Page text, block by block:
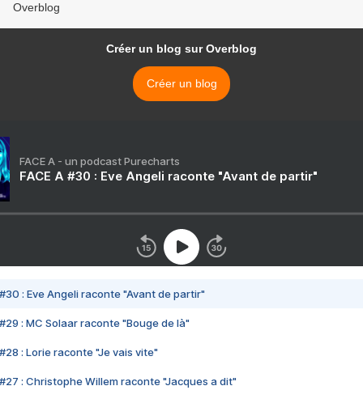
Overblog
Créer un blog sur Overblog
Créer un blog
FACE A - un podcast Purecharts
FACE A #30 : Eve Angeli raconte "Avant de partir"
#30 : Eve Angeli raconte "Avant de partir"
#29 : MC Solaar raconte "Bouge de là"
#28 : Lorie raconte "Je vais vite"
#27 : Christophe Willem raconte "Jacques a dit"